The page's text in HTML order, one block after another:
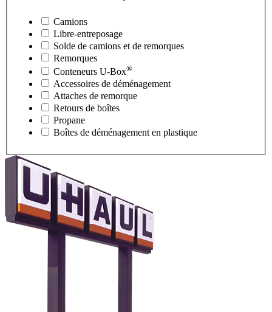
Camions
Libre-entreposage
Solde de camions et de remorques
Remorques
Conteneurs U-Box®
Accessoires de déménagement
Attaches de remorque
Retours de boîtes
Propane
Boîtes de déménagement en plastique